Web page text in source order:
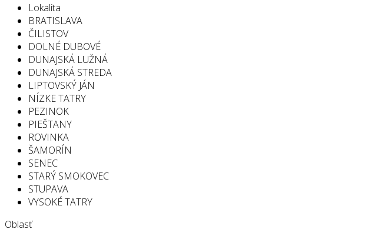
Lokalita
BRATISLAVA
ČILISTOV
DOLNÉ DUBOVÉ
DUNAJSKÁ LUŽNÁ
DUNAJSKÁ STREDA
LIPTOVSKÝ JÁN
NÍZKE TATRY
PEZINOK
PIEŠTANY
ROVINKA
ŠAMORÍN
SENEC
STARÝ SMOKOVEC
STUPAVA
VYSOKÉ TATRY
Oblasť